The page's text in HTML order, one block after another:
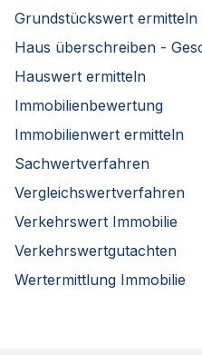
Grundstückswert ermitteln
Haus überschreiben -
Hauswert ermitteln
Immobilienbewertung
Immobilienwert ermitteln
Sachwertverfahren
Vergleichswertverfahren
Verkehrswert Immobilie
Verkehrswertgutachten
Wertermittlung Immobilie